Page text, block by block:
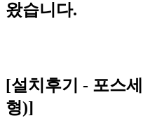
왔습니다.
[설치후기 - 포스
형)]